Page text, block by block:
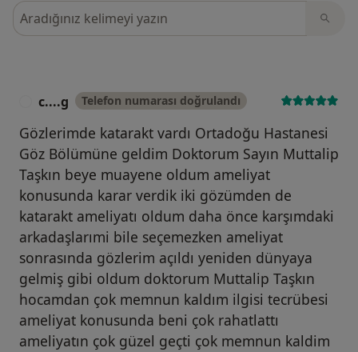
Görüşler içerisinde ara
c....g Telefon numarası doğrulandı
Gözlerimde katarakt vardı Ortadoğu Hastanesi
Göz Bölümüne geldim Doktorum Sayın Muttalip
Taşkın beye muayene oldum ameliyat
konusunda karar verdik iki gözümden de
katarakt ameliyatı oldum daha önce karşımdaki
arkadaşlarımi bile seçemezken ameliyat
sonrasında gözlerim açıldı yeniden dünyaya
gelmiş gibi oldum doktorum Muttalip Taşkın
hocamdan çok memnun kaldım ilgisi tecrübesi
ameliyat konusunda beni çok rahatlattı
ameliyatın çok güzel geçti çok memnun kaldim